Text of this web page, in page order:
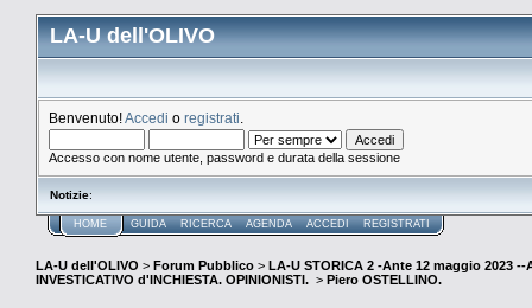
LA-U dell'OLIVO
Benvenuto!Accedi o registrati
Accesso con nome utente, password e durata della sessione
Notizie:
HOME GUIDA RICERCA AGENDA ACCEDI REGISTRATI
LA-U dell'OLIVO > Forum Pubblico > LA-U STORICA 2 -Ante 12 maggio 2023 --
INVESTICATIVO d'INCHIESTA. OPINIONISTI. > Piero OSTELLINO.